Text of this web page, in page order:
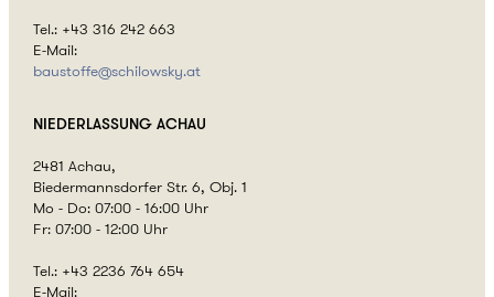
Tel.: +43 316 242 663
E-Mail:
baustoffe@schilowsky.at
NIEDERLASSUNGACHAU
2481 Achau,
Biedermannsdorfer Str. 6, Obj. 1
Mo - Do: 07:00 - 16:00 Uhr
Fr: 07:00 - 12:00 Uhr
Tel.: +43 2236 764 654
E-Mail: